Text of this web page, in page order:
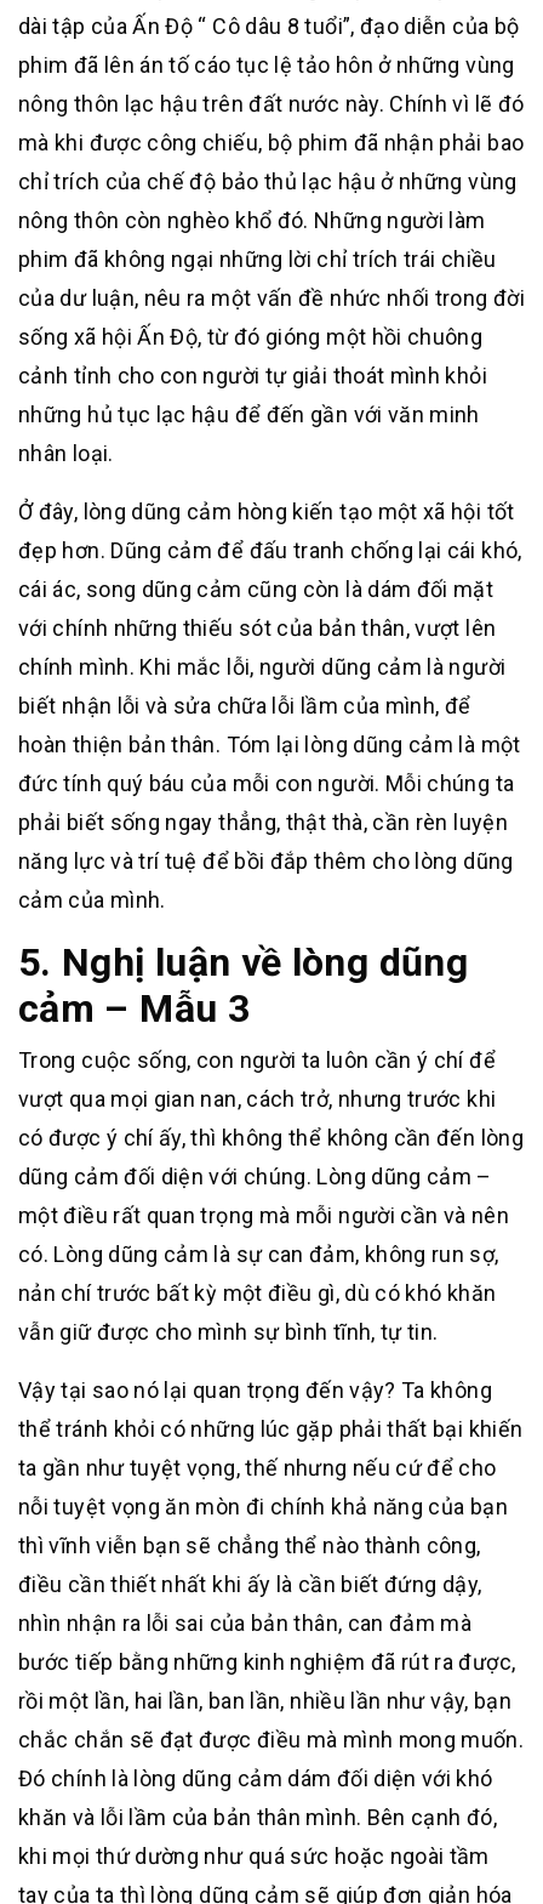
dài tập của Ấn Độ “ Cô dâu 8 tuổi”, đạo diễn của bộ
phim đã lên án tố cáo tục lệ tảo hôn ở những vùng
nông thôn lạc hậu trên đất nước này. Chính vì lẽ đó
mà khi được công chiếu, bộ phim đã nhận phải bao
chỉ trích của chế độ bảo thủ lạc hậu ở những vùng
nông thôn còn nghèo khổ đó. Những người làm
phim đã không ngại những lời chỉ trích trái chiều
của dư luận, nêu ra một vấn đề nhức nhối trong đời
sống xã hội Ấn Độ, từ đó gióng một hồi chuông
cảnh tỉnh cho con người tự giải thoát mình khỏi
những hủ tục lạc hậu để đến gần với văn minh
nhân loại.
Ở đây, lòng dũng cảm hòng kiến tạo một xã hội tốt
đẹp hơn. Dũng cảm để đấu tranh chống lại cái khó,
cái ác, song dũng cảm cũng còn là dám đối mặt
với chính những thiếu sót của bản thân, vượt lên
chính mình. Khi mắc lỗi, người dũng cảm là người
biết nhận lỗi và sửa chữa lỗi lầm của mình, để
hoàn thiện bản thân. Tóm lại lòng dũng cảm là một
đức tính quý báu của mỗi con người. Mỗi chúng ta
phải biết sống ngay thẳng, thật thà, cần rèn luyện
năng lực và trí tuệ để bồi đắp thêm cho lòng dũng
cảm của mình.
5. Nghị luận về lòng dũng
cảm – Mẫu 3
Trong cuộc sống, con người ta luôn cần ý chí để
vượt qua mọi gian nan, cách trở, nhưng trước khi
có được ý chí ấy, thì không thể không cần đến lòng
dũng cảm đối diện với chúng. Lòng dũng cảm –
một điều rất quan trọng mà mỗi người cần và nên
có. Lòng dũng cảm là sự can đảm, không run sợ,
nản chí trước bất kỳ một điều gì, dù có khó khăn
vẫn giữ được cho mình sự bình tĩnh, tự tin.
Vậy tại sao nó lại quan trọng đến vậy? Ta không
thể tránh khỏi có những lúc gặp phải thất bại khiến
ta gần như tuyệt vọng, thế nhưng nếu cứ để cho
nỗi tuyệt vọng ăn mòn đi chính khả năng của bạn
thì vĩnh viễn bạn sẽ chẳng thể nào thành công,
điều cần thiết nhất khi ấy là cần biết đứng dậy,
nhìn nhận ra lỗi sai của bản thân, can đảm mà
bước tiếp bằng những kinh nghiệm đã rút ra được,
rồi một lần, hai lần, ban lần, nhiều lần như vậy, bạn
chắc chắn sẽ đạt được điều mà mình mong muốn.
Đó chính là lòng dũng cảm dám đối diện với khó
khăn và lỗi lầm của bản thân mình. Bên cạnh đó,
khi mọi thứ dường như quá sức hoặc ngoài tầm
tay của ta thì lòng dũng cảm sẽ giúp đơn giản hóa